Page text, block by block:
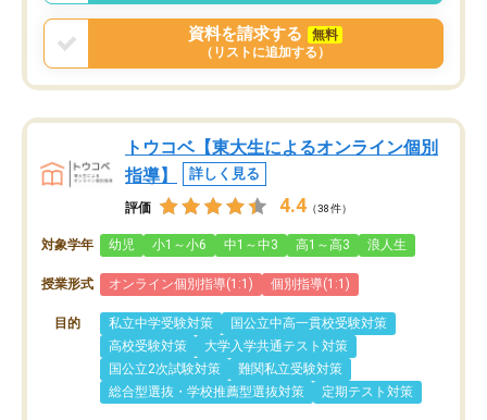
資料を請求する
無料
（リストに追加する）
トウコベ【東大生によるオンライン個別
指導】
詳しく見る
評価 4.4 （38件）
対象学年 幼児 小1～小6 中1～中3 高1～高3 浪人生
授業形式 オンライン個別指導(1:1) 個別指導(1:1)
目的 私立中学受験対策
国公立中高一貫校受験対策
高校受験対策
大学入学共通テスト対策
国公立2次試験対策
難関私立受験対策
総合型選抜・学校推薦型選抜対策
定期テスト対策